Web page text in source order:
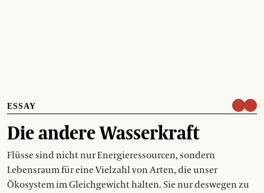
ESSAY
Die andere Wasserkraft
Flüsse sind nicht nur Energieressourcen, sondern
Lebensraum für eine Vielzahl von Arten, die unser
Ökosystem im Gleichgewicht halten. Sie nur deswegen zu